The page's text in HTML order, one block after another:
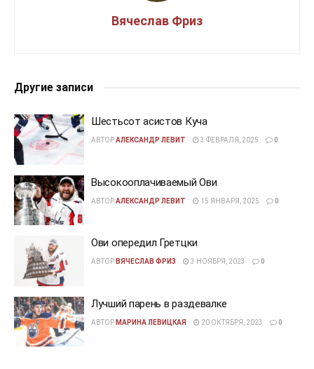
Вячеслав Фриз
Другие записи
Шестьсот асистов Куча
АВТОРАЛЕКСАНДР ЛЕВИТ 3 ФЕВРАЛЯ, 2025 0
Высокооплачиваемый Ови
АВТОРАЛЕКСАНДР ЛЕВИТ 15 ЯНВАРЯ, 2025 0
Ови опередил Гретцки
АВТОР ВЯЧЕСЛАВ ФРИЗ 3 НОЯБРЯ, 2023 0
Лучший парень в раздевалке
АВТОР МАРИНА ЛЕВИЦКАЯ 20 ОКТЯБРЯ, 2023 0